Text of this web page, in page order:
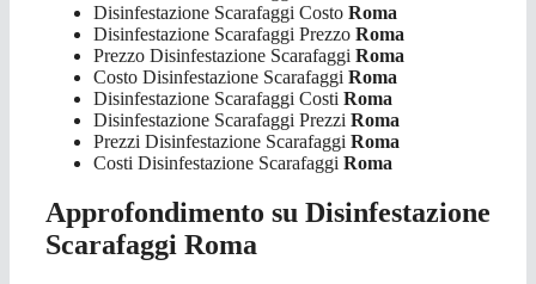
Disinfestazione Scarafaggi Costo Roma
Disinfestazione Scarafaggi Prezzo Roma
Prezzo Disinfestazione Scarafaggi Roma
Costo Disinfestazione Scarafaggi Roma
Disinfestazione Scarafaggi Costi Roma
Disinfestazione Scarafaggi Prezzi Roma
Prezzi Disinfestazione Scarafaggi Roma
Costi Disinfestazione Scarafaggi Roma
Approfondimento su Disinfestazione
Scarafaggi Roma